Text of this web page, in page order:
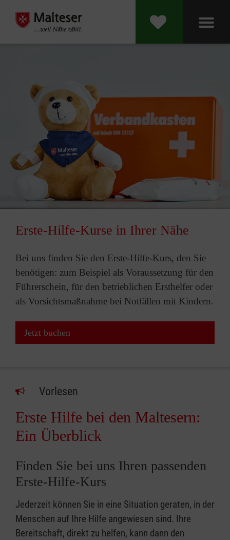
Erste-Hilfe-Kurse in Ihrer Nähe
Bei uns finden Sie den Erste-Hilfe-Kurs, den Sie
benötigen: zum Beispiel als Voraussetzung für den
Führerschein, für den betrieblichen Ersthelfer oder
als Vorsichtsmaßnahme bei Notfällen mit Kindern.
Jetzt buchen
Vorlesen
Erste Hilfe bei den Maltesern:
Ein Überblick
Finden Sie bei uns Ihren passenden
Erste-Hilfe-Kurs
Jederzeit können Sie in eine Situation geraten, in der
Menschen auf Ihre Hilfe angewiesen sind. Ihre
Bereitschaft, direkt zu helfen, kann dann den